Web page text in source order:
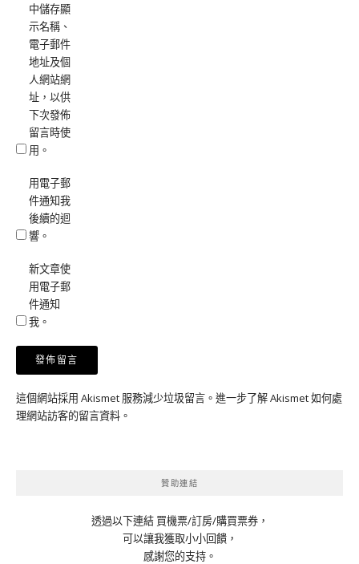
中儲存顯
示名稱、
電子郵件
地址及個
人網站網
址，以供
下次發佈
留言時使
用。
用電子郵
件通知我
後續的迴
響。
新文章使
用電子郵
件通知
我。
這個網站採用 Akismet 服務減少垃圾留言。 進一步了解 Akismet 如何處
理網站訪客的留言資料 。
贊助連結
透過以下連結 買機票/訂房/購買票券，
可以讓我獲取小小回饋，
感謝您的支持。